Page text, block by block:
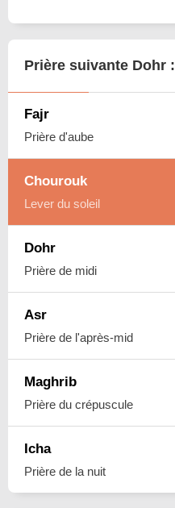
Prière suivante Dohr :
Fajr
Prière d'aube
Chourouk
Lever du soleil
Dohr
Prière de midi
Asr
Prière de l'après-mid
Maghrib
Prière du crépuscule
Icha
Prière de la nuit